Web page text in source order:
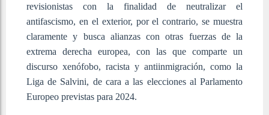
revisionistas con la finalidad de neutralizar el
antifascismo, en el exterior, por el contrario, se muestra
claramente y busca alianzas con otras fuerzas de la
extrema derecha europea, con las que comparte un
discurso xenófobo, racista y antiinmigración, como la
Liga de Salvini, de cara a las elecciones al Parlamento
Europeo previstas para 2024.